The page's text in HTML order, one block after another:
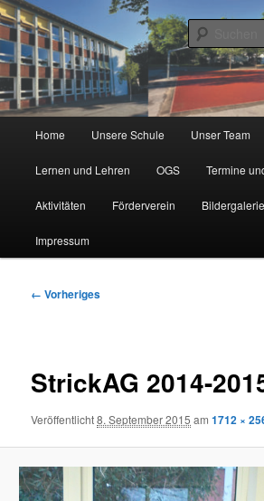
Zum
primären
Inhalt
springenKGS Erlenweg
Städtische Katholische Grundschule
Home Unsere Schule Unser Team
Lernen und Lehren OGS Termine
Aktivitäten Förderverein Bildergalerie
Impressum
Bilder-
← Vorheriges
StrickAG 2014-
Veröffentlicht8. September 2015 am1712 ×